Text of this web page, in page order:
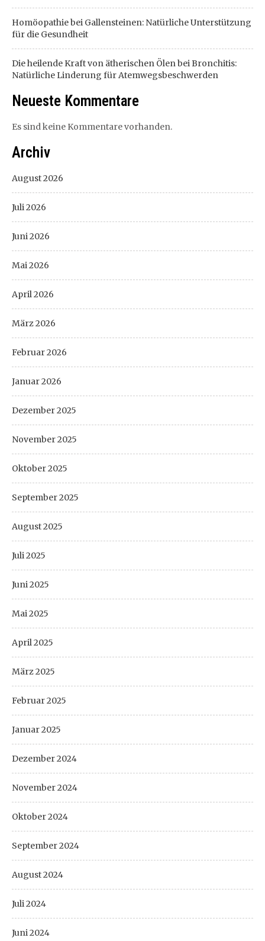
Homöopathie bei Gallensteinen: Natürliche Unterstützung
für die Gesundheit
Die heilende Kraft von ätherischen Ölen bei Bronchitis:
Natürliche Linderung für Atemwegsbeschwerden
Neueste Kommentare
Es sind keine Kommentare vorhanden.
Archiv
August 2026
Juli 2026
Juni 2026
Mai 2026
April 2026
März 2026
Februar 2026
Januar 2026
Dezember 2025
November 2025
Oktober 2025
September 2025
August 2025
Juli 2025
Juni 2025
Mai 2025
April 2025
März 2025
Februar 2025
Januar 2025
Dezember 2024
November 2024
Oktober 2024
September 2024
August 2024
Juli 2024
Juni 2024